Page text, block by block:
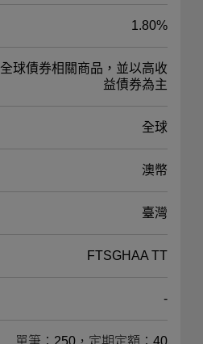
1.80%
全球債券相關商品，並以高收
益債券為主
全球
澳幣
臺灣
FTSGHAA TT
-
單筆：250，定期定額：40